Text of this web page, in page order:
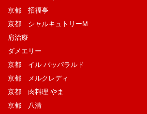
京都 招福亭
京都 シャルキュトリーM
肩治療
ダメエリー
京都 イル パッパラルド
京都 メルクレディ
京都 肉料理 やま
京都 八清